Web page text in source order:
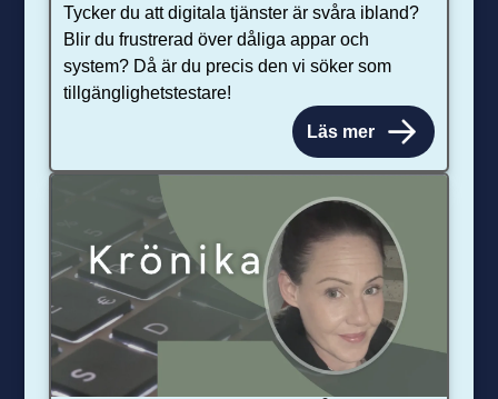
Tycker du att digitala tjänster är svåra ibland?
Blir du frustrerad över dåliga appar och
system? Då är du precis den vi söker som
tillgänglighetstestare!
Läs mer